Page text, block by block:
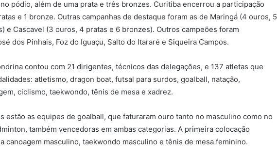
pódio, além de uma prata e três bronzes. Curitiba encerrou a participação
e 1 bronze. Outras campanhas de destaque foram as de Maringá (4 ouros, 5
e Cascavel (3 ouros, 4 pratas e 6 bronzes). Outros campeões foram
dos Pinhais, Foz do Iguaçu, Salto do Itararé e Siqueira Campos.
contou com 21 dirigentes, técnicos das delegações, e 137 atletas que
atletismo, dragon boat, futsal para surdos, goalball, natação,
ciclismo, taekwondo, tênis de mesa e xadrez.
estão as equipes de goalball, que faturaram ouro tanto no masculino como no
também vencedoras em ambas categorias. A primeira colocação
canoagem masculino, taekwondo masculino e tênis de mesa feminino.